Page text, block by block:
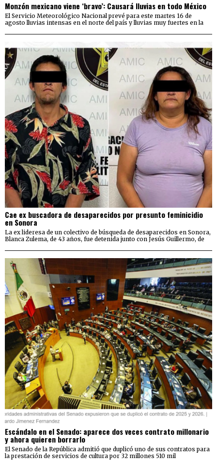
Monzón mexicano viene ‘bravo’: Causará lluvias en todo México
El Servicio Meteorológico Nacional prevé para este martes 16 de
agosto lluvias intensas en el norte del país y lluvias muy fuertes en la
Cae ex buscadora de desaparecidos por presunto feminicidio
en Sonora
La ex lideresa de un colectivo de búsqueda de desaparecidos en Sonora,
Blanca Zulema, de 43 años, fue detenida junto con Jesús Guillermo, de
Escándalo en el Senado: aparece dos veces contrato millonario
y ahora quieren borrarlo
El Senado de la República admitió que duplicó uno de sus contratos para
la prestación de servicios de cultura por 32 millones 510 mil